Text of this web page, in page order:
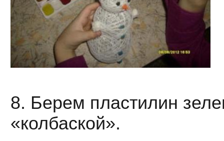
8. Берем пластилин
«колбаской».